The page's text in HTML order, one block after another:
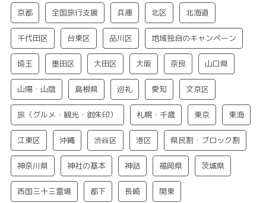
京都 全国旅行支援 兵庫 北区 北海道
千代田区 台東区 品川区 地域独自のキャンペーン
埼玉 墨田区 大田区 大阪 奈良 山口県
山陽・山陰 島根県 巡礼 愛知 文京区
旅（グルメ・観光・御朱印） 札幌・千歳 東京 東海
江東区 沖縄 渋谷区 港区 県民割・ブロック割
神奈川県 神社の基本 神話 福岡県 茨城県
西国三十三霊場 都下 長崎 関東